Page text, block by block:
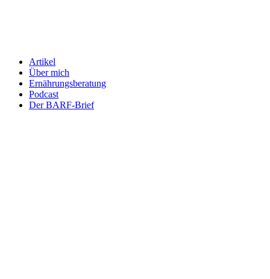
Artikel
Über mich
Ernährungsberatung
Podcast
Der BARF-Brief